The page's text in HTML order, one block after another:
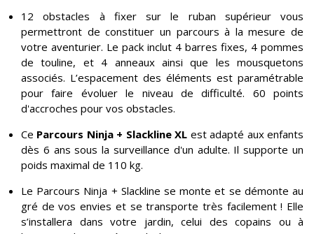
12 obstacles à fixer sur le ruban supérieur vous
permettront de constituer un parcours à la mesure de
votre aventurier. Le pack inclut 4 barres fixes, 4 pommes
de touline, et 4 anneaux ainsi que les mousquetons
associés. L’espacement des éléments est paramétrable
pour faire évoluer le niveau de difficulté. 60 points
d'accroches pour vos obstacles.
Ce Parcours Ninja + Slackline XL est adapté aux enfants
dès 6 ans sous la surveillance d'un adulte. Il supporte un
poids maximal de 110 kg.
Le Parcours Ninja + Slackline se monte et se démonte au
gré de vos envies et se transporte très facilement ! Elle
s’installera dans votre jardin, celui des copains ou à